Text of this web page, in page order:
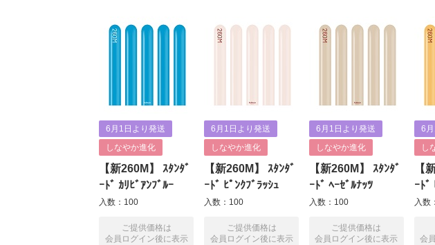
6月1日より発送
しなやか進化
【新260M】 ｽﾀﾝﾀﾞ
ｰﾄﾞ ｶﾘﾋﾞｱﾝﾌﾞﾙｰ
入数：100
ご提供価格は
会員ログイン後に表示
6月1日より発送
しなやか進化
【新260M】 ｽﾀﾝﾀﾞ
ｰﾄﾞ ﾋﾟﾝｸﾌﾞﾗｯｼｭ
入数：100
ご提供価格は
会員ログイン後に表示
6月1日より発送
しなやか進化
【新260M】 ｽﾀﾝﾀﾞ
ｰﾄﾞ ﾍｰｾﾞﾙﾅｯﾂ
入数：100
ご提供価格は
会員ログイン後に表示
6
し
【
ｰﾄﾞ
入数
会